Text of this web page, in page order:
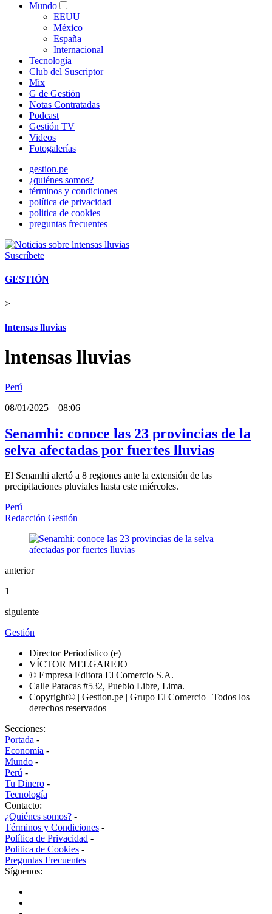
Mundo
EEUU
México
España
Internacional
Tecnología
Club del Suscriptor
Mix
G de Gestión
Notas Contratadas
Podcast
Gestión TV
Videos
Fotogalerías
gestion.pe
¿quiénes somos?
términos y condiciones
política de privacidad
politica de cookies
preguntas frecuentes
Suscríbete
GESTIÓN
>
lntensas lluvias
lntensas lluvias
Perú
08/01/2025
08:06
Senamhi: conoce las 23 provincias de la
selva afectadas por fuertes lluvias
El Senamhi alertó a 8 regiones ante la extensión de las
precipitaciones pluviales hasta este miércoles.
Perú
Redacción Gestión
anterior
1
siguiente
Gestión
Director Periodístico (e)
VÍCTOR MELGAREJO
© Empresa Editora El Comercio S.A.
Calle Paracas #532, Pueblo Libre, Lima.
Copyright© | Gestion.pe | Grupo El Comercio | Todos los
derechos reservados
Secciones:
Portada -
Economía -
Mundo -
Perú -
Tu Dinero -
Tecnología
Contacto:
¿Quiénes somos? -
Términos y Condiciones -
Política de Privacidad -
Politica de Cookies -
Preguntas Frecuentes
Síguenos: